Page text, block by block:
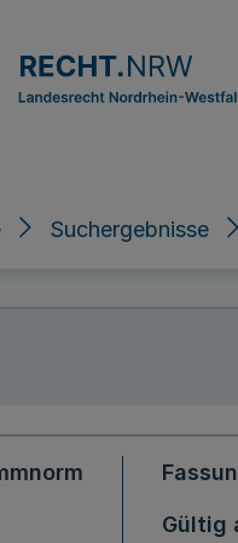
Suchergebnisse
Gültig